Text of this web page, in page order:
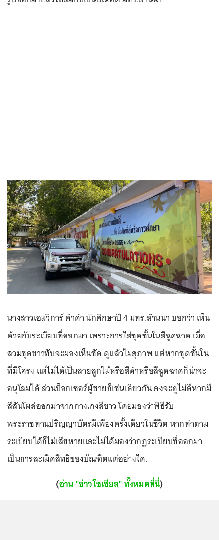
นางสาวเอมวิการ์ คำดำ นักศึกษาปี 4 มทร.ล้านนา บอกว่า เห็น
ด้วยกับระเบียบที่ออกมา เพราะการใส่ชุดชั้นในสีฉูดฉาด เมื่อ
สวมชุดขาวทับจะมองเห็นชัด ดูแล้วไม่สุภาพ แต่หากชุดชั้นใน
ที่มีโครง แต่ไม่ได้เป็นลายลูกไม้หรือสีดำหรือสีฉูดฉาดก็น่าจะ
อนุโลมได้ ส่วนบ็อกเซอร์ผู้ชายก็เช่นเดียวกัน คงจะดูไม่ดีหากมี
สีสันโผล่ออกมาจากกางเกงสีขาว โดยมองว่าพิธีรับ
พระราชทานปริญญาบัตรมีเพียงครั้งเดียวในชีวิต หากทำตาม
ระเบียบได้ก็ไม่เสียหายและไม่ได้มองว่ากฎระเบียบที่ออกมา
เป็นการละเมิดสิทธิของบัณฑิตแต่อย่างใด.
(อ่าน "ข่าวโซเชียล" ทั้งหมดที่นี่)